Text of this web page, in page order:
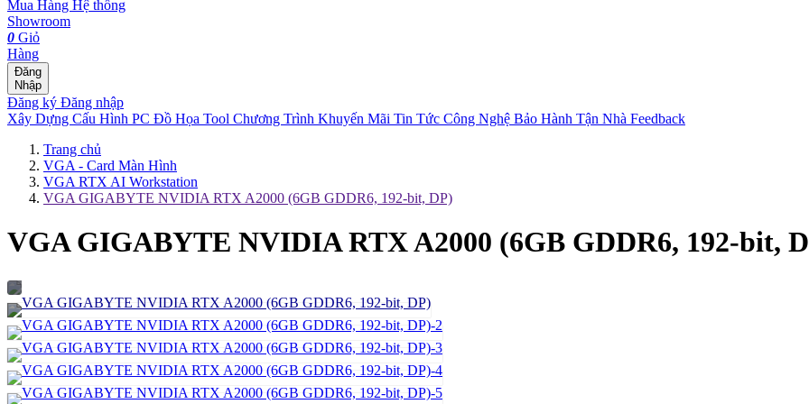
Mua Hàng Hệ thống
Showroom
0 Giỏ
Hàng
Đăng
Nhập
Đăng ký Đăng nhập
Xây Dựng Cấu Hình PC Đồ Họa Tool Chương Trình Khuyến Mãi Tin Tức Công Nghệ Bảo Hành Tận Nhà Feedback
Trang chủ
VGA - Card Màn Hình
VGA RTX AI Workstation
VGA GIGABYTE NVIDIA RTX A2000 (6GB GDDR6, 192-bit, DP)
VGA GIGABYTE NVIDIA RTX A2000 (6GB GDDR6, 192-bit,